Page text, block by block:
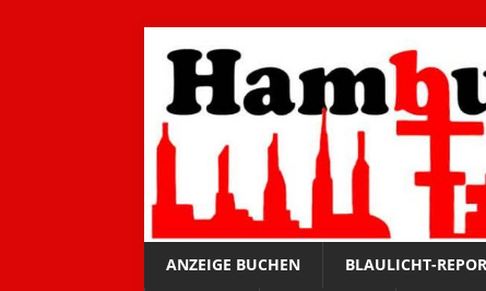
ANZEIGE BUCHEN BLAULICHT-